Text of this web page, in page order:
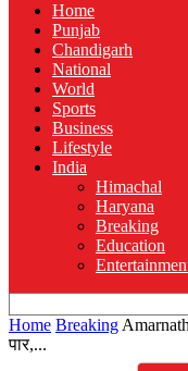
Home
Punjab
Chandigarh
National
World
Sports
Business
Lifestyle
India
Himachal
Haryana
Breaking
Education
Home Breaking
पार,...